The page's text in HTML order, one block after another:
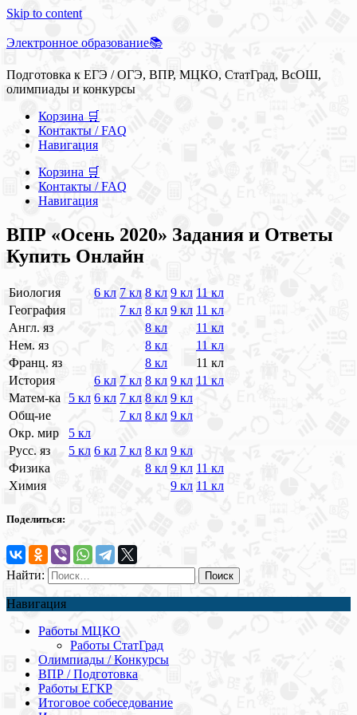
Skip to content
Электронное образование📚
Подготовка к ЕГЭ / ОГЭ, ВПР, МЦКО, СтатГрад, ВсОШ,
олимпиады и конкурсы
Корзина 🛒
Контакты / FAQ
Навигация
Корзина 🛒
Контакты / FAQ
Навигация
ВПР «Осень 2020» Задания и Ответы
Купить Онлайн
Биология 6 кл 7 кл 8 кл 9 кл 11 кл
География
7 кл 8 кл 9 кл 11 кл
Англ. яз
8 кл
11 кл
Нем. яз
8 кл
11 кл
Франц. яз
8 кл
11 кл
История
6 кл 7 кл 8 кл 9 кл 11 кл
Матем-ка
5 кл 6 кл 7 кл 8 кл 9 кл
Общ-ие
7 кл 8 кл 9 кл
Окр. мир
5 кл
Русс. яз
5 кл 6 кл 7 кл 8 кл 9 кл
Физика
8 кл 9 кл 11 кл
Химия
9 кл 11 кл
Поделиться:
Найти:
Навигация
Работы МЦКО
Работы СтатГрад
Олимпиады / Конкурсы
ВПР / Подготовка
Работы ЕГКР
Итоговое собеседование